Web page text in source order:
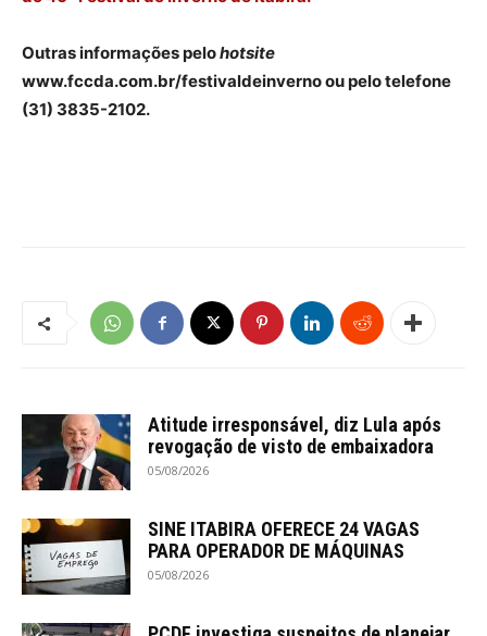
Outras informações pelohotsite
www.fccda.com.br/festivaldeinvernoou pelo telefone
(31) 3835-2102.
Atitude irresponsável, diz Lula após
revogação de visto de embaixadora
05/08/2026
SINE ITABIRA OFERECE 24 VAGAS
PARA OPERADOR DE MÁQUINAS
05/08/2026